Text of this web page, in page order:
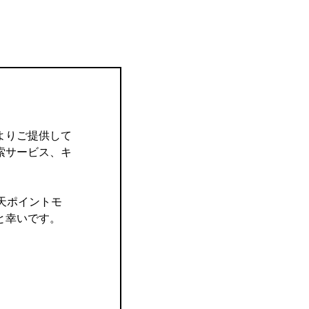
りご提供して
サービス、キ
ポイントモ
いです。